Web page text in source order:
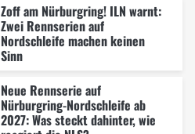
Zoff am Nürburgring! ILN warnt:
Zwei Rennserien auf
Nordschleife machen keinen
Sinn
Neue Rennserie auf
Nürburgring-Nordschleife ab
2027: Was steckt dahinter, wie